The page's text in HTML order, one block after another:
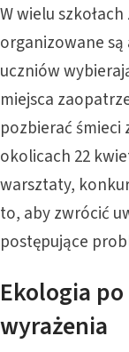
W wielu
organizowane
uczniów
miejsca
pozbierać śmieci
okolicach 22
warsztaty,
to, aby zwrócić
postępujące
Ekologia
wyrażenia